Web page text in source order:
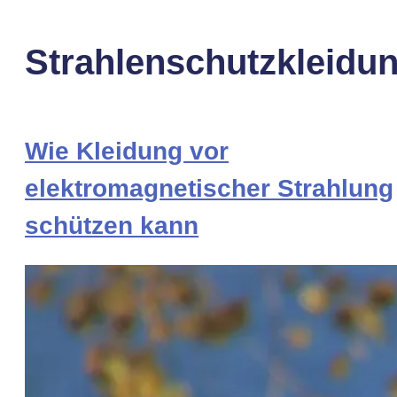
Wie Kleidung vor
elektromagnetischer Strahlung
schützen kann